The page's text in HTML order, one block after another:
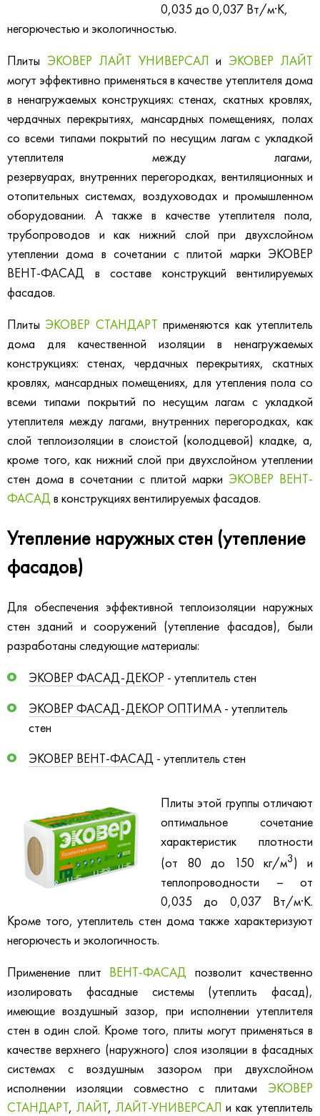
0,035 до 0,037 Вт/м·К,
негорючестью и экологичностью.
Плиты ЭКОВЕР ЛАЙТ УНИВЕРСАЛ и ЭКОВЕР ЛАЙТ
могут эффективно применяться в качестве утеплителя дома
в ненагружаемых конструкциях: стенах, скатных кровлях,
чердачных перекрытиях, мансардных помещениях, полах
со всеми типами покрытий по несущим лагам с укладкой
утеплителя между лагами,
резервуарах, внутренних перегородках, вентиляционных и
отопительных системах, воздуховодах и промышленном
оборудовании. А также в качестве утеплителя пола,
трубопроводов и как нижний слой при двухслойном
утеплении дома в сочетании с плитой марки ЭКОВЕР
ВЕНТ-ФАСАД в составе конструкций вентилируемых
фасадов.
Плиты ЭКОВЕР СТАНДАРТ применяются как утеплитель
дома для качественной изоляции в ненагружаемых
конструкциях: стенах, чердачных перекрытиях, скатных
кровлях, мансардных помещениях, для утепления пола со
всеми типами покрытий по несущим лагам с укладкой
утеплителя между лагами, внутренних перегородках, как
слой теплоизоляции в слоистой (колодцевой) кладке, а,
кроме того, как нижний слой при двухслойном утеплении
стен дома в сочетании с плитой марки ЭКОВЕР ВЕНТ-
ФАСАД в конструкциях вентилируемых фасадов.
Утепление наружных стен (утепление
фасадов)
Для обеспечения эффективной теплоизоляции наружных
стен зданий и сооружений (утепление фасадов), были
разработаны следующие материалы:
ЭКОВЕР ФАСАД-ДЕКОР - утеплитель стен
ЭКОВЕР ФАСАД-ДЕКОР ОПТИМА - утеплитель
стен
ЭКОВЕР ВЕНТ-ФАСАД - утеплитель стен
Плиты этой группы отличают
оптимальное сочетание
характеристик плотности
(от 80 до 150 кг/м3) и
теплопроводности – от
0,035 до 0,037 Вт/м·К.
Кроме того, утеплитель стен дома также характеризуют
негорючесть и экологичность.
Применение плит ВЕНТ-ФАСАД позволит качественно
изолировать фасадные системы (утеплить фасад),
имеющие воздушный зазор, при исполнении утеплителя
стен в один слой. Кроме того, плиты могут применяться в
качестве верхнего (наружного) слоя изоляции в фасадных
системах с воздушным зазором при двухслойном
исполнении изоляции совместно с плитами ЭКОВЕР
СТАНДАРТ, ЛАЙТ, ЛАЙТ-УНИВЕРСАЛ и как утеплитель